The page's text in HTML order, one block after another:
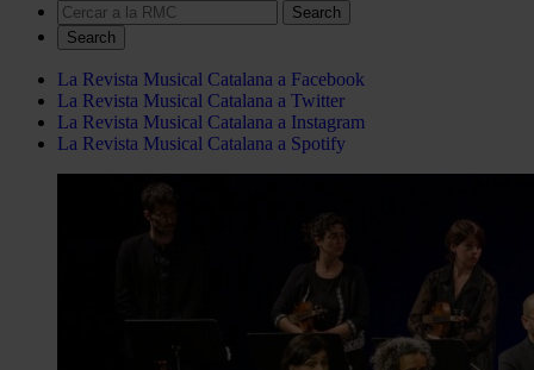
Search
La Revista Musical Catalana a Facebook
La Revista Musical Catalana a Twitter
La Revista Musical Catalana a Instagram
La Revista Musical Catalana a Spotify